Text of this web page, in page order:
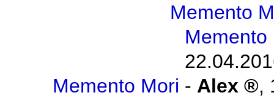
Memento
Memento
Memento Mori - Alex ,